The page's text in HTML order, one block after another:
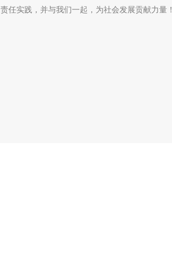
责任实践，并与我们一起，为社会发展贡献力量！